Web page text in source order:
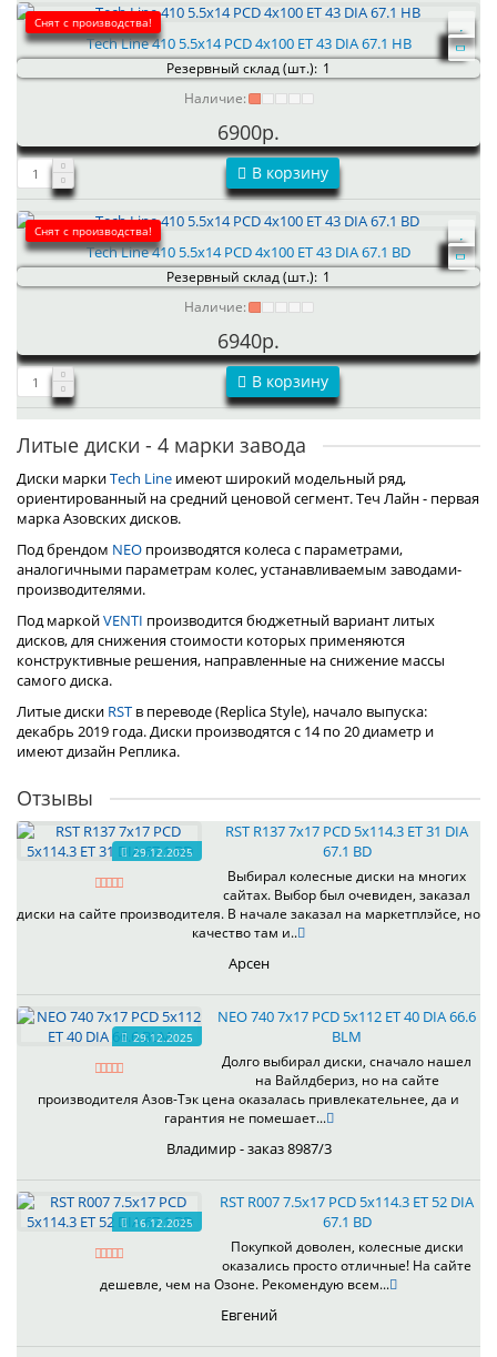
Снят с производства!
Tech Line 410 5.5x14 PCD 4x100 ET 43 DIA 67.1 HB
Резервный склад (шт.): 1
Наличие:
6900р.
В корзину
Снят с производства!
Tech Line 410 5.5x14 PCD 4x100 ET 43 DIA 67.1 BD
Резервный склад (шт.): 1
Наличие:
6940р.
В корзину
Литые диски - 4 марки завода
Диски маркиTech Line имеют широкий модельный ряд,
ориентированный на средний ценовой сегмент. Теч Лайн - первая
марка Азовских дисков.
Под брендом NEO производятся колеса с параметрами,
аналогичными параметрам колес, устанавливаемым заводами-
производителями.
Под маркойVENTI производится бюджетный вариант литых
дисков, для снижения стоимости которых применяются
конструктивные решения, направленные на снижение массы
самого диска.
Литые диски RST в переводе (Replica Style), начало выпуска:
декабрь 2019 года. Диски производятся с 14 по 20 диаметр и
имеют дизайн Реплика.
Отзывы
29.12.2025
RST R137 7x17 PCD 5x114.3 ET 31 DIA
67.1 BD
Выбирал колесные диски на многих
сайтах. Выбор был очевиден, заказал
диски на сайте производителя. В начале заказал на маркетплэйсе, но
качество там и..
Арсен
29.12.2025
NEO 740 7x17 PCD 5x112 ET 40 DIA 66.6
BLM
Долго выбирал диски, сначало нашел
на Вайлдбериз, но на сайте
производителя Азов-Тэк цена оказалась привлекательнее, да и
гарантия не помешает...
Владимир - заказ 8987/3
16.12.2025
RST R007 7.5x17 PCD 5x114.3 ET 52 DIA
67.1 BD
Покупкой доволен, колесные диски
оказались просто отличные! На сайте
дешевле, чем на Озоне. Рекомендую всем...
Евгений